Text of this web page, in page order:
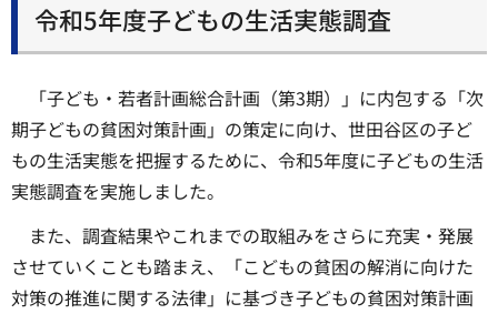
令和5年度子どもの生活実態調査
「子ども・若者計画総合計画（第3期）」に内包する「次
期子どもの貧困対策計画」の策定に向け、世田谷区の子ど
もの生活実態を把握するために、令和5年度に子どもの生活
実態調査を実施しました。
また、調査結果やこれまでの取組みをさらに充実・発展
させていくことも踏まえ、「こどもの貧困の解消に向けた
対策の推進に関する法律」に基づき子どもの貧困対策計画